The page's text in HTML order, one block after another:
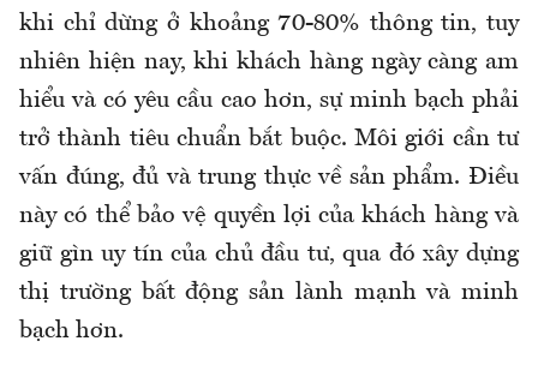
khi chỉ dừng ở khoảng 70-80% thông tin, tuy
nhiên hiện nay, khi khách hàng ngày càng am
hiểu và có yêu cầu cao hơn, sự minh bạch phải
trở thành tiêu chuẩn bắt buộc. Môi giới cần tư
vấn đúng, đủ và trung thực về sản phẩm. Điều
này có thể bảo vệ quyền lợi của khách hàng và
giữ gìn uy tín của chủ đầu tư, qua đó xây dựng
thị trường bất động sản lành mạnh và minh
bạch hơn.